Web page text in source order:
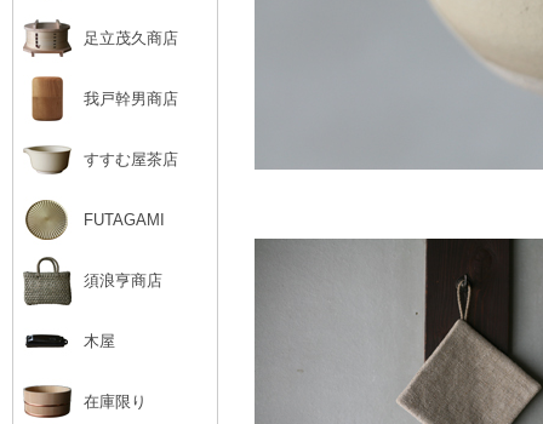
足立茂久商店
我戸幹男商店
すすむ屋茶店
FUTAGAMI
須浪亨商店
木屋
在庫限り